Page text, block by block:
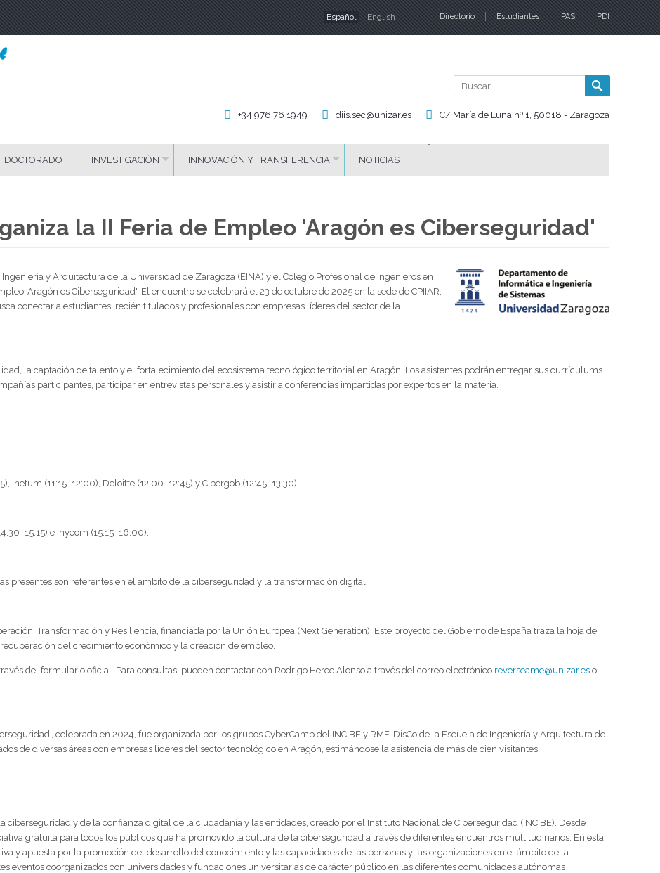
Directorio Estudiantes PAS PDI
Idiomas
Español English
C/ María de Luna nº 1, 50018 - Zaragoza
diis.sec@unizar.es
+34 976 76 1949
DOCTORADO INVESTIGACIÓN INNOVACIÓN Y TRANSFERENCIA NOTICIAS
la II Feria de Empleo 'Aragón es Ciberseguridad'
y Arquitectura de la Universidad de Zaragoza (EINA) y el Colegio Profesional de Ingenieros en
'Aragón es Ciberseguridad'. El encuentro se celebrará el 23 de octubre de 2025 en la sede de CPIIAR,
conectar a estudiantes, recién titulados y profesionales con empresas líderes del sector de la
la captación de talento y el fortalecimiento del ecosistema tecnológico territorial en Aragón. Los asistentes podrán entregar sus currículums
participantes, participar en entrevistas personales y asistir a conferencias impartidas por expertos en la materia.
Inetum (11:15–12:00), Deloitte (12:00–12:45) y Cibergob (12:45–13:30)
e Inycom (15:15–16:00).
presentes son referentes en el ámbito de la ciberseguridad y la transformación digital.
Transformación y Resiliencia, financiada por la Unión Europea (Next Generation). Este proyecto del Gobierno de España traza la hoja de
del crecimiento económico y la creación de empleo.
del formulario oficial. Para consultas, pueden contactar con Rodrigo Herce Alonso a través del correo electrónico reverseame@unizar.es o
celebrada en 2024, fue organizada por los grupos CyberCamp del INCIBE y RME-DisCo de la Escuela de Ingeniería y Arquitectura de
de diversas áreas con empresas líderes del sector tecnológico en Aragón, estimándose la asistencia de más de cien visitantes.
ciberseguridad y de la confianza digital de la ciudadanía y las entidades, creado por el Instituto Nacional de Ciberseguridad (INCIBE). Desde
gratuita para todos los públicos que ha promovido la cultura de la ciberseguridad a través de diferentes encuentros multitudinarios. En esta
y apuesta por la promoción del desarrollo del conocimiento y las capacidades de las personas y las organizaciones en el ámbito de la
eventos coorganizados con universidades y fundaciones universitarias de carácter público en las diferentes comunidades autónomas